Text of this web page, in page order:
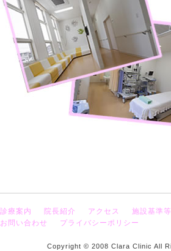
診療案内 院長紹介 アクセス 施設基準等
お問い合わせ
プライバシーポリシー
Copyright © 2008 Clara Clinic All